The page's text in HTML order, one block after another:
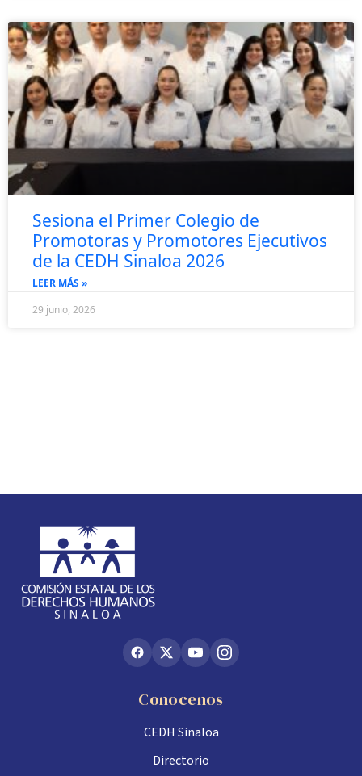
Sesiona el Primer Colegio de
Promotoras y Promotores Ejecutivos
de la CEDH Sinaloa 2026
LEER MÁS »
29 junio, 2026
Conocenos
CEDH Sinaloa
Directorio